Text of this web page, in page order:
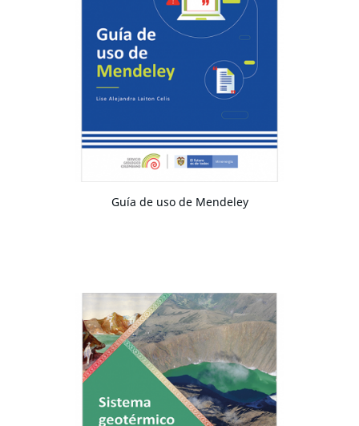
Guía de uso de Mendeley